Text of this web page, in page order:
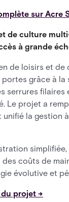
sur Acre
de culture
à grande
de loisirs et de
grâce à la
serrures filaires
Le projet a
la gestion
coûts de
évolutive et
projet →